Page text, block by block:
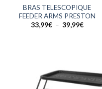
BRAS TELESCOPIQUE
FEEDER ARMS PRESTON
33,99€ – 39,99€Plage